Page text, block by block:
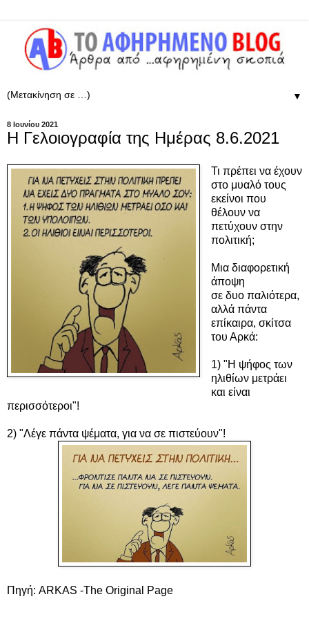
▼
8 Ιουνίου 2021
Η Γελοιογραφία της Ημέρας 8.6.2021
Τι πρέπει να έχουν
στο μυαλό τους
εκείνοι που
θέλουν να
πετύχουν στην
πολιτική;
Μια διαφορετική
άποψη
σε δυο παλιότερα,
αλλά πάντα
επίκαιρα, σκίτσα
του Αρκά:
1) "Η ψήφος των
ηλιθίων μετράει
και είναι
περισσότεροι"!
2) "Λέγε πάντα ψέματα, για να σε πιστεύουν"!
Πηγή: ARKAS -The Original Page